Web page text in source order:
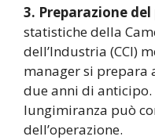
3. Preparazione
statistiche della
dell’Industria (CCI)
manager si prepara
due anni di
lungimiranza può
dell’operazione.